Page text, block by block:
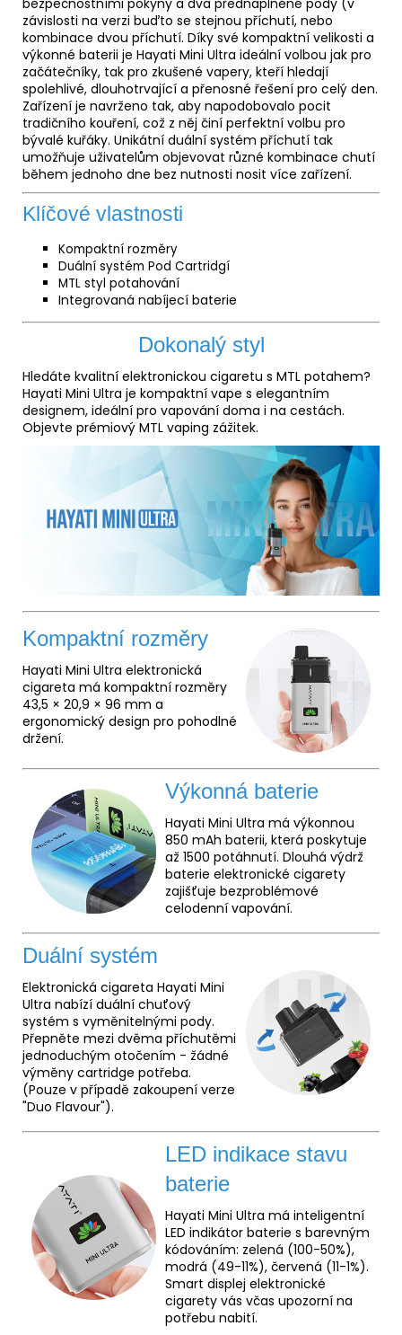
bezpečnostními pokyny a dva přednaplněné pody (v
závislosti na verzi buďto se stejnou příchutí, nebo
kombinace dvou příchutí. Díky své kompaktní velikosti a
výkonné baterii je Hayati Mini Ultra ideální volbou jak pro
začátečníky, tak pro zkušené vapery, kteří hledají
spolehlivé, dlouhotrvající a přenosné řešení pro celý den.
Zařízení je navrženo tak, aby napodobovalo pocit
tradičního kouření, což z něj činí perfektní volbu pro
bývalé kuřáky. Unikátní duální systém příchutí tak
umožňuje uživatelům objevovat různé kombinace chutí
během jednoho dne bez nutnosti nosit více zařízení.
Klíčové vlastnosti
Kompaktní rozměry
Duální systém Pod Cartridgí
MTL styl potahování
Integrovaná nabíjecí baterie
Dokonalý styl
Hledáte kvalitní elektronickou cigaretu s MTL potahem?
Hayati Mini Ultra je kompaktní vape s elegantním
designem, ideální pro vapování doma i na cestách.
Objevte prémiový MTL vaping zážitek.
Kompaktní rozměry
Hayati Mini Ultra elektronická
cigareta má kompaktní rozměry
43,5 × 20,9 × 96 mm a
ergonomický design pro pohodlné
držení.
Výkonná baterie
Hayati Mini Ultra má výkonnou
850 mAh baterii, která poskytuje
až 1500 potáhnutí. Dlouhá výdrž
baterie elektronické cigarety
zajišťuje bezproblémové
celodenní vapování.
Duální systém
Elektronická cigareta Hayati Mini
Ultra nabízí duální chuťový
systém s vyměnitelnými pody.
Přepněte mezi dvěma příchutěmi
jednoduchým otočením - žádné
výměny cartridge potřeba.
(Pouze v případě zakoupení verze
"Duo Flavour").
LED indikace stavu
baterie
Hayati Mini Ultra má inteligentní
LED indikátor baterie s barevným
kódováním: zelená (100-50%),
modrá (49-11%), červená (11-1%).
Smart displej elektronické
cigarety vás včas upozorní na
potřebu nabití.